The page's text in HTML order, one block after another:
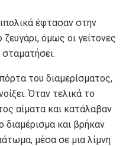
έφτασαν στην
όμως οι γείτονες
του διαμερίσματος,
Όταν τελικά το
αίματα και κατάλαβαν
και βρήκαν
μέσα σε μια λίμνη